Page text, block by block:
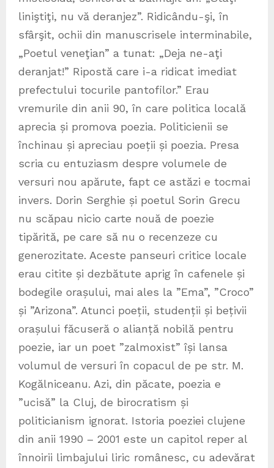
liniştiţi, nu vă deranjez”. Ridicându-şi, în
sfârşit, ochii din manuscrisele interminabile,
„Poetul veneţian” a tunat: „Deja ne-aţi
deranjat!” Ripostă care i-a ridicat imediat
prefectului tocurile pantofilor.” Erau
vremurile din anii 90, în care politica locală
aprecia și promova poezia. Politicienii se
închinau și apreciau poeții și poezia. Presa
scria cu entuziasm despre volumele de
versuri nou apărute, fapt ce astăzi e tocmai
invers. Dorin Serghie și poetul Sorin Grecu
nu scăpau nicio carte nouă de poezie
tipărită, pe care să nu o recenzeze cu
generozitate. Aceste panseuri critice locale
erau citite și dezbătute aprig în cafenele și
bodegile orașului, mai ales la ”Ema”, ”Croco”
și ”Arizona”. Atunci poeții, studenții și bețivii
orașului făcuseră o alianță nobilă pentru
poezie, iar un poet ”zalmoxist” își lansa
volumul de versuri în copacul de pe str. M.
Kogălniceanu. Azi, din păcate, poezia e
”ucisă” la Cluj, de birocratism și
politicianism ignorat. Istoria poeziei clujene
din anii 1990 – 2001 este un capitol reper al
înnoirii limbajului liric românesc, cu adevărat